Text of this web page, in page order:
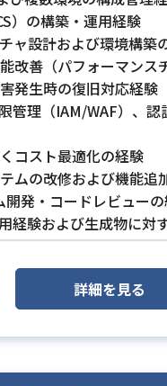
）の構築・運用経験
ャ設計および環境構築
改善（パフォーマンス
発生時の復旧対応経験
管理（IAM/WAF）、
コスト最適化の経験
ムの改修および機能追
発・コードレビュー
経験および生成物に対
詳細を見る